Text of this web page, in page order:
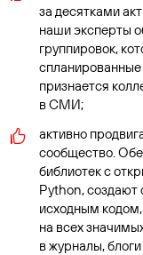
за десятками
наши эксперты
группировок,
спланированные
признается
в СМИ;
активно
сообщество.
библиотек с
Python,
исходным
на всех
в журналы,